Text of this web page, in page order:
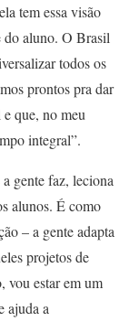
tem essa visão
do aluno. O Brasil
todos os
prontos pra dar
que, no meu
integral”.
gente faz, leciona
alunos. É como
– a gente adapta
projetos de
vou estar em um
ajuda a